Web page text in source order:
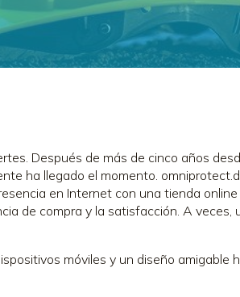
Después de más de cinco años
ha llegado el momento.
en Internet con una tienda
de compra y la satisfacción. A veces,
móviles y un diseño amigable